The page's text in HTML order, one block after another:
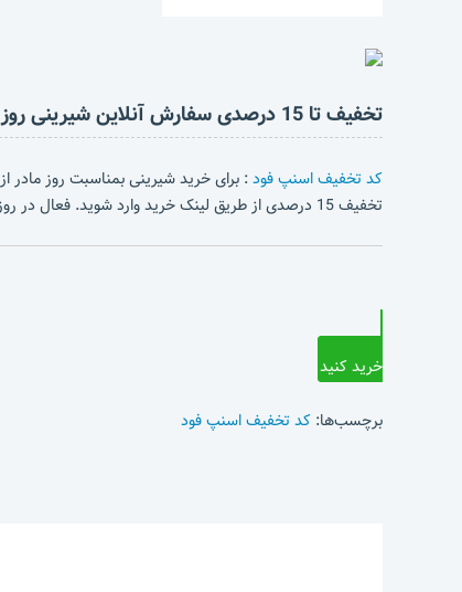
تخفیف تا 15 درصدی سفارش آنلاین شیرینی روز مادر از اسنپ فود
کد تخفیف اسنپ فود: برای خرید شیرینی بمناسبت روز مادر
تخفیف 15 درصدی از طریق لینک خرید وارد شوید. فعال در روزهای 13 و 14 دی ماه
خرید کنید
برچسب‌ها: کد تخفیف اسنپ فود